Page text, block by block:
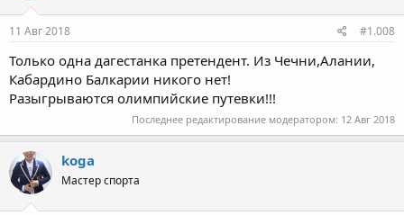
11 Авг 2018 #1.008
Только одна дагестанка претендент. Из Чечни,Алании,
Кабардино Балкарии никого нет!
Разыгрываются олимпийские путевки!!!
Последнее редактирование модератором: 12 Авг 2018
koga
Мастер спорта